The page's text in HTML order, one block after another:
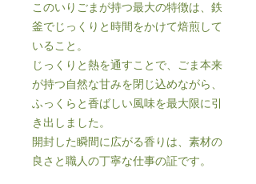
このいりごまが持つ最大の特徴は、鉄
釜でじっくりと時間をかけて焙煎して
いること。
じっくりと熱を通すことで、ごま本来
が持つ自然な甘みを閉じ込めながら、
ふっくらと香ばしい風味を最大限に引
き出しました。
開封した瞬間に広がる香りは、素材の
良さと職人の丁寧な仕事の証です。